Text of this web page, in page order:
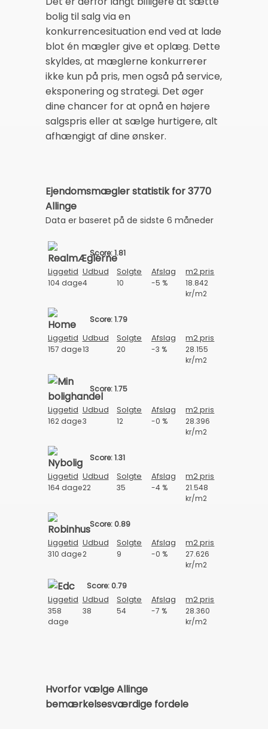
bolig til salg via en
konkurrencesituation end ved at lade
blot én mægler give et oplæg. Dette
skyldes, at mæglerne konkurrerer
ikke kun på pris, men også på service,
eksponering og strategi. Det øger
dine chancer for at opnå en højere
salgspris eller at sælge hurtigere, alt
afhængigt af dine ønsker.
Ejendomsmægler statistik for 3770
Allinge
Data er baseret på de sidste 6 måneder
Score: 1.81
Liggetid Udbud Solgte Afslag m2 pris
104 dage4 10 -5 %
18.842
kr/m2
Score: 1.79
Liggetid Udbud Solgte Afslag m2 pris
157 dage13 20 -3 %
28.155
kr/m2
Score: 1.75
Liggetid Udbud Solgte Afslag m2 pris
162 dage3 12 -0 %
28.396
kr/m2
Score: 1.31
Liggetid Udbud Solgte Afslag m2 pris
164 dage22 35 -4 %
21.548
kr/m2
Score: 0.89
Liggetid Udbud Solgte Afslag m2 pris
310 dage2 9 -0 %
27.626
kr/m2
Score: 0.79
Liggetid Udbud Solgte Afslag m2 pris
358
dage
38 54 -7 %
28.360
kr/m2
Hvorfor vælge Allinge
bemærkelsesværdige fordele